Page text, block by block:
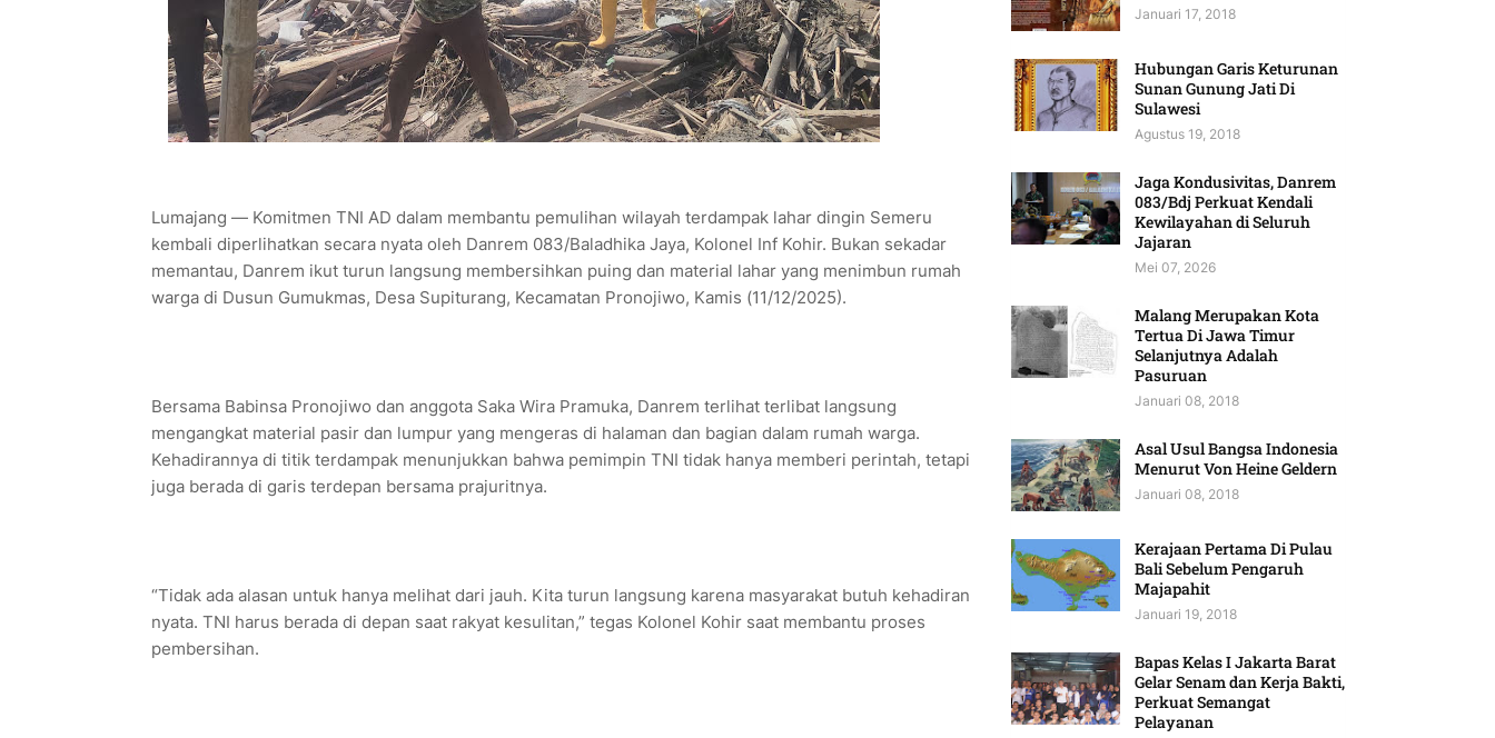
Lumajang — Komitmen TNI AD dalam membantu pemulihan wilayah terdampak lahar dingin Semeru
kembali diperlihatkan secara nyata oleh Danrem 083/Baladhika Jaya, Kolonel Inf Kohir. Bukan sekadar
memantau, Danrem ikut turun langsung membersihkan puing dan material lahar yang menimbun rumah
warga di Dusun Gumukmas, Desa Supiturang, Kecamatan Pronojiwo, Kamis (11/12/2025).
Bersama Babinsa Pronojiwo dan anggota Saka Wira Pramuka, Danrem terlihat terlibat langsung
mengangkat material pasir dan lumpur yang mengeras di halaman dan bagian dalam rumah warga.
Kehadirannya di titik terdampak menunjukkan bahwa pemimpin TNI tidak hanya memberi perintah, tetapi
juga berada di garis terdepan bersama prajuritnya.
“Tidak ada alasan untuk hanya melihat dari jauh. Kita turun langsung karena masyarakat butuh kehadiran
nyata. TNI harus berada di depan saat rakyat kesulitan,” tegas Kolonel Kohir saat membantu proses
pembersihan.
Januari 17, 2018
Hubungan Garis Keturunan
Sunan Gunung Jati Di
Sulawesi
Agustus 19, 2018
Jaga Kondusivitas, Danrem
083/Bdj Perkuat Kendali
Kewilayahan di Seluruh
Jajaran
Mei 07, 2026
Malang Merupakan Kota
Tertua Di Jawa Timur
Selanjutnya Adalah
Pasuruan
Januari 08, 2018
Asal Usul Bangsa Indonesia
Menurut Von Heine Geldern
Januari 08, 2018
Kerajaan Pertama Di Pulau
Bali Sebelum Pengaruh
Majapahit
Januari 19, 2018
Bapas Kelas I Jakarta Barat
Gelar Senam dan Kerja Bakti,
Perkuat Semangat
Pelayanan